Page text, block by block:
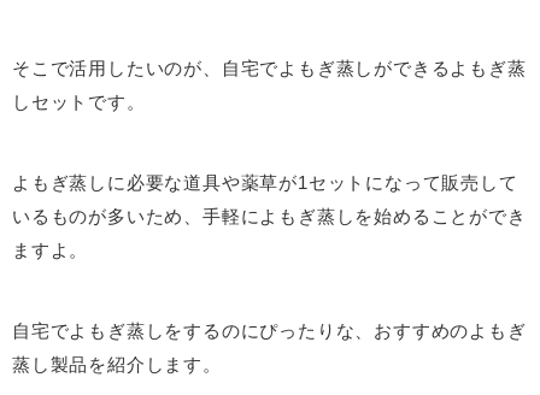
そこで活用したいのが、自宅でよもぎ蒸しができるよもぎ蒸
しセットです。
よもぎ蒸しに必要な道具や薬草が1セットになって販売して
いるものが多いため、手軽によもぎ蒸しを始めることができ
ますよ。
自宅でよもぎ蒸しをするのにぴったりな、おすすめのよもぎ
蒸し製品を紹介します。